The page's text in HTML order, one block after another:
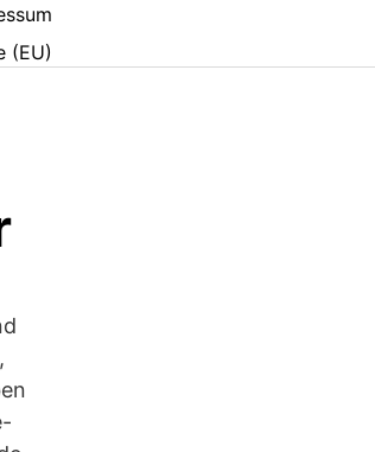
(EU)